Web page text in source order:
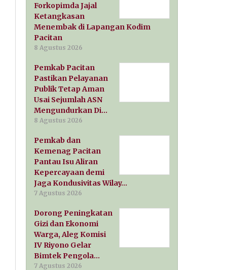
Forkopimda Jajal
Ketangkasan
Menembak di Lapangan Kodim
Pacitan
8 Agustus 2026
Pemkab Pacitan
Pastikan Pelayanan
Publik Tetap Aman
Usai Sejumlah ASN
Mengundurkan Di…
8 Agustus 2026
Pemkab dan
Kemenag Pacitan
Pantau Isu Aliran
Kepercayaan demi
Jaga Kondusivitas Wilay…
7 Agustus 2026
Dorong Peningkatan
Gizi dan Ekonomi
Warga, Aleg Komisi
IV Riyono Gelar
Bimtek Pengola…
7 Agustus 2026